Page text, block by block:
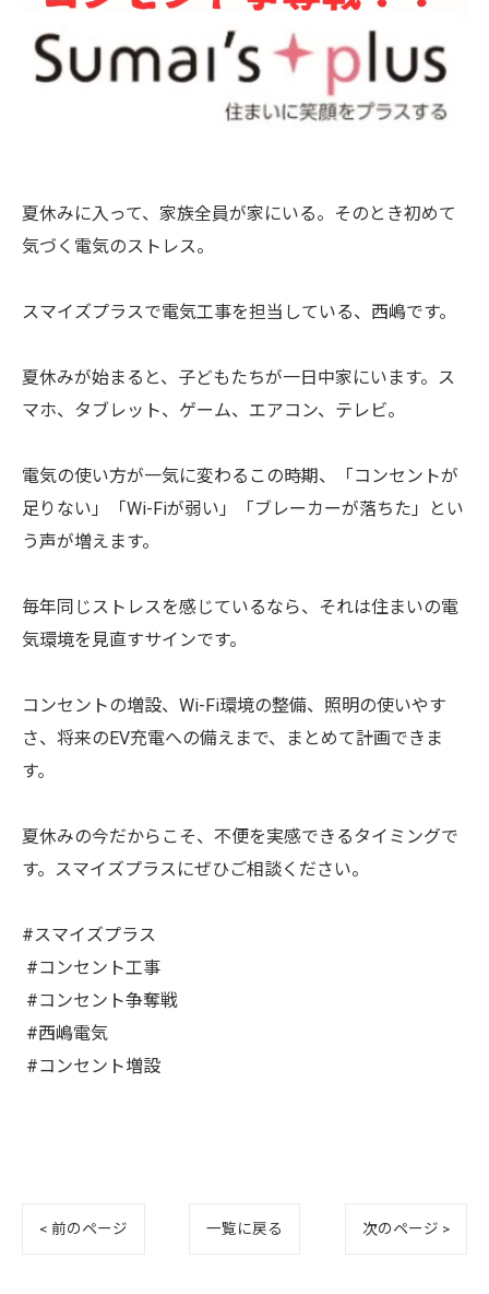
夏休みに入って、家族全員が家にいる。そのとき初めて
気づく電気のストレス。
スマイズプラスで電気工事を担当している、西嶋です。⁡
夏休みが始まると、子どもたちが一日中家にいます。ス
マホ、タブレット、ゲーム、エアコン、テレビ。⁡
⁡電気の使い方が一気に変わるこの時期、「コンセントが
足りない」「Wi-Fiが弱い」「ブレーカーが落ちた」とい
う声が増えます。⁡
毎年同じストレスを感じているなら、それは住まいの電
気環境を見直すサインです。⁡
⁡コンセントの増設、Wi-Fi環境の整備、照明の使いやす
さ、将来のEV充電への備えまで、まとめて計画できま
す。⁡
夏休みの今だからこそ、不便を実感できるタイミングで
す。スマイズプラスにぜひご相談ください。⁡
#スマイズプラス⁡
⁡ #コンセント工事⁡
⁡ #コンセント争奪戦⁡
⁡ #西嶋電気⁡
⁡ #コンセント増設
< 前のページ 一覧に戻る 次のページ >